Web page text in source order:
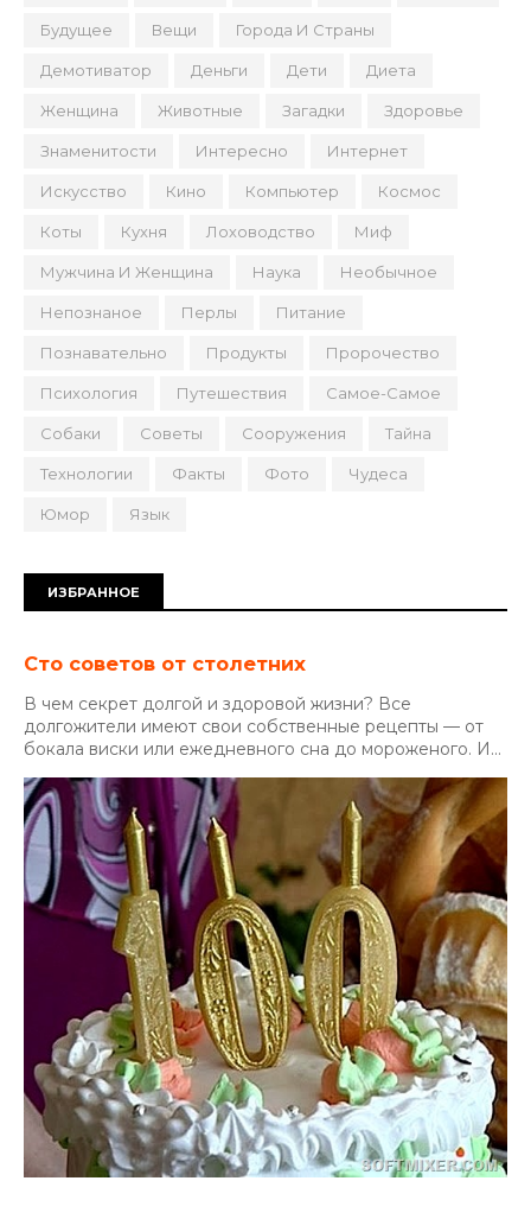
Будущее Вещи Города И Страны
Демотиватор Деньги Дети Диета
Женщина Животные Загадки Здоровье
Знаменитости Интересно Интернет
Искусство Кино Компьютер Космос
Коты Кухня Лоховодство Миф
Мужчина И Женщина Наука Необычное
Непознаное Перлы Питание
Познавательно Продукты Пророчество
Психология Путешествия Самое-Самое
Собаки Советы Сооружения Тайна
Технологии Факты Фото Чудеса
Юмор Язык
ИЗБРАННОЕ
Сто советов от столетних
В чем секрет долгой и здоровой жизни? Все
долгожители имеют свои собственные рецепты — от
бокала виски или ежедневного сна до мороженого. И...